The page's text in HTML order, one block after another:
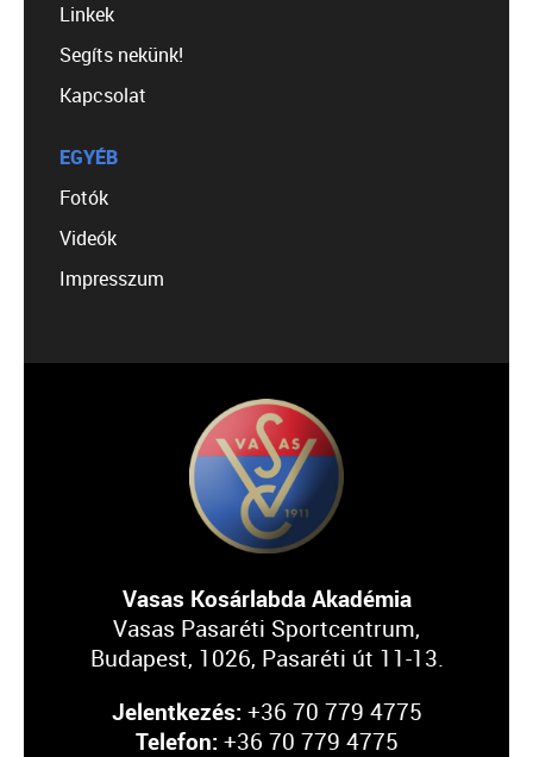
Linkek
Segíts nekünk!
Kapcsolat
EGYÉB
Fotók
Videók
Impresszum
Vasas Kosárlabda Akadémia
Vasas Pasaréti Sportcentrum,
Budapest, 1026, Pasaréti út 11-13.
Jelentkezés: +36 70 779 4775
Telefon: +36 70 779 4775